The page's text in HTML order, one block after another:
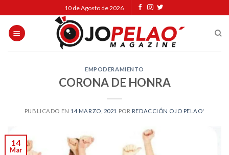
to
content
10 de Agosto de 2026
EMPODERAMIENTO
CORONA DE HONRA
PUBLICADO EN 14 MARZO, 2021 POR REDACCIÓN OJO PELAO'
14
Mar